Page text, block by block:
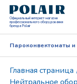
Официальный интернет-магазин
профессионального оборудования
бренда Polair
Пароконвектоматы и
Главная страница
Нейтральное